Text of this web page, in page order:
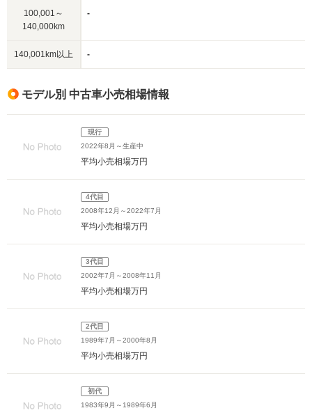
100,001～
140,000km
-
140,001km以上 -
モデル別 中古車小売相場情報
現行
2022年8月～生産中
平均小売相場万円
4代目
2008年12月～2022年7月
平均小売相場万円
3代目
2002年7月～2008年11月
平均小売相場万円
2代目
1989年7月～2000年8月
平均小売相場万円
初代
1983年9月～1989年6月